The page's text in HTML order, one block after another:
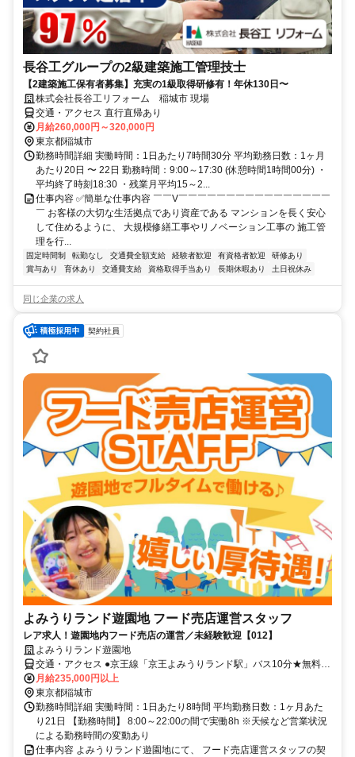
長谷工グループの2級建築施工管理技士
【2建築施工保有者募集】充実の1級取得研修有！年休130日〜
株式会社長谷工リフォーム 稲城市 現場
交通・アクセス 直行直帰あり
月給260,000円～320,000円
東京都稲城市
勤務時間詳細 実働時間：1日あたり7時間30分 平均勤務日数：1ヶ月
あたり20日 〜 22日 勤務時間：9:00～17:30 (休憩時間1時間00分) ・
平均終了時刻18:30 ・残業月平均15～2...
仕事内容 ✅簡単な仕事内容 ￣￣V￣￣￣￣￣￣￣￣￣￣￣￣￣￣￣￣
￣ お客様の大切な生活拠点であり資産である マンションを長く安心
して住めるように、 大規模修繕工事やリノベーション工事の 施工管
理を行...
固定時間制 転勤なし 交通費全額支給 経験者歓迎 有資格者歓迎
研修あり
賞与あり
育休あり 交通費支給 資格取得手当あり 長期休暇あり 土日祝休み
同じ企業の求人
契約社員
よみうりランド遊園地 フード売店運営スタッフ
レア求人！遊園地内フード売店の運営／未経験歓迎【012】
よみうりランド遊園地
交通・アクセス ●京王線「京王よみうりランド駅」バス10分★無料送
迎バスあり●小田急線「読売ランド前駅」バス10分
月給235,000円以上
東京都稲城市
勤務時間詳細 実働時間：1日あたり8時間 平均勤務日数：1ヶ月あた
り21日 【勤務時間】 8:00～22:00の間で実働8h ※天候など営業状況
による勤務時間の変動あり
仕事内容 よみうりランド遊園地にて、 フード売店運営スタッフの契